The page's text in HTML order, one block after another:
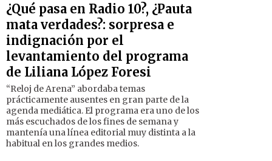
¿Qué pasa en Radio 10?, ¿Pauta
mata verdades?: sorpresa e
indignación por el
levantamiento del programa
de Liliana López Foresi
“Reloj de Arena” abordaba temas
prácticamente ausentes en gran parte de la
agenda mediática. El programa era uno de los
más escuchados de los fines de semana y
mantenía una línea editorial muy distinta a la
habitual en los grandes medios.